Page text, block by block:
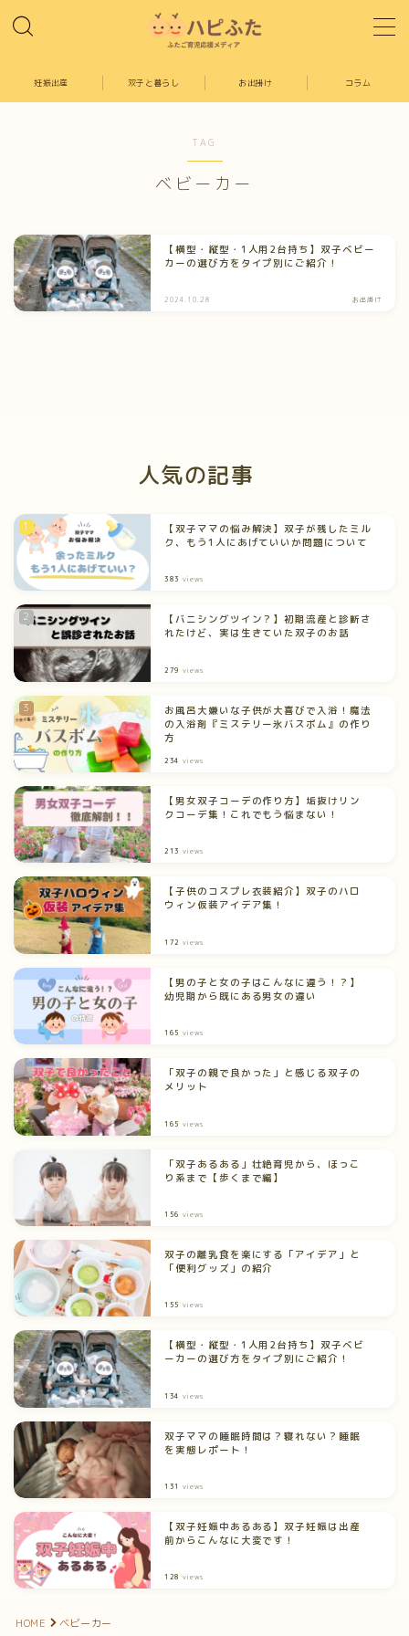
双子と暮らし
お出掛け
妊娠出産 双子と暮らし お出掛け コラム
TAG
ベビーカー
【横型・縦型・1人用2台持ち】双子ベビー
カーの選び方をタイプ別にご紹介！
2024.10.28 お出掛け
人気の記事
【双子ママの悩み解決】双子が残したミル
ク、もう1人にあげていいか問題について
383 views
【バニシングツイン？】初期流産と診断さ
れたけど、実は生きていた双子のお話
279 views
お風呂大嫌いな子供が大喜びで入浴！魔法
の入浴剤『ミステリー氷バスボム』の作り
方
234 views
【男女双子コーデの作り方】垢抜けリン
クコーデ集！これでもう悩まない！
213 views
【子供のコスプレ衣装紹介】双子のハロ
ウィン仮装アイデア集！
172 views
【男の子と女の子はこんなに違う！？】
幼児期から既にある男女の違い
165 views
「双子の親で良かった」と感じる双子の
メリット
165 views
「双子あるある」壮絶育児から、ほっこ
り系まで【歩くまで編】
156 views
双子の離乳食を楽にする「アイデア」と
「便利グッズ」の紹介
155 views
【横型・縦型・1人用2台持ち】双子ベビ
ーカーの選び方をタイプ別にご紹介！
134 views
双子ママの睡眠時間は？寝れない？睡眠
を実態レポート！
131 views
【双子妊娠中あるある】双子妊娠は出産
前からこんなに大変です！
128 views
HOME ベビーカー